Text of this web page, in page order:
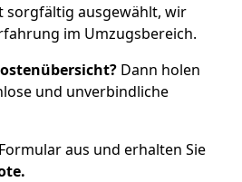
sorgfältig ausgewählt, wir
im Umzugsbereich.
Dann holen
und unverbindliche
aus und erhalten Sie